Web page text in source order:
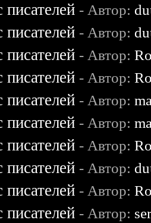
- Автор:
- Автор:
- Автор:
- Автор:
- Автор:
- Автор:
- Автор:
- Автор:
- Автор:
- Автор: